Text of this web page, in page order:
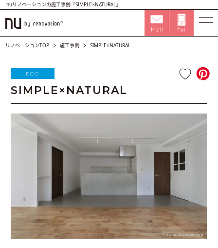
nuリノベーションの施工事例「SIMPLE×NATURAL」
リノベーションTOP 施工事例 SIMPLE×NATURAL
ECO
SIMPLE×NATURAL